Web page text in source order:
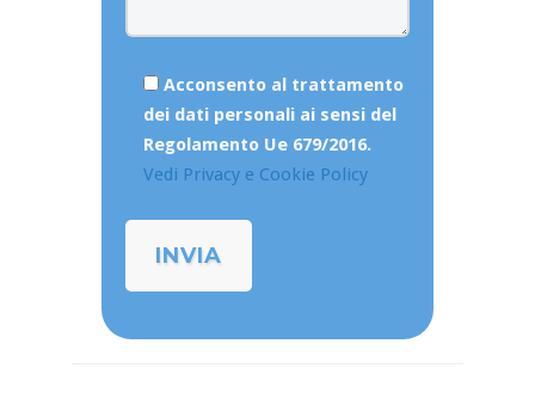
Acconsento al trattamento
dei dati personali ai sensi del
Regolamento Ue 679/2016.
Vedi Privacy e Cookie Policy